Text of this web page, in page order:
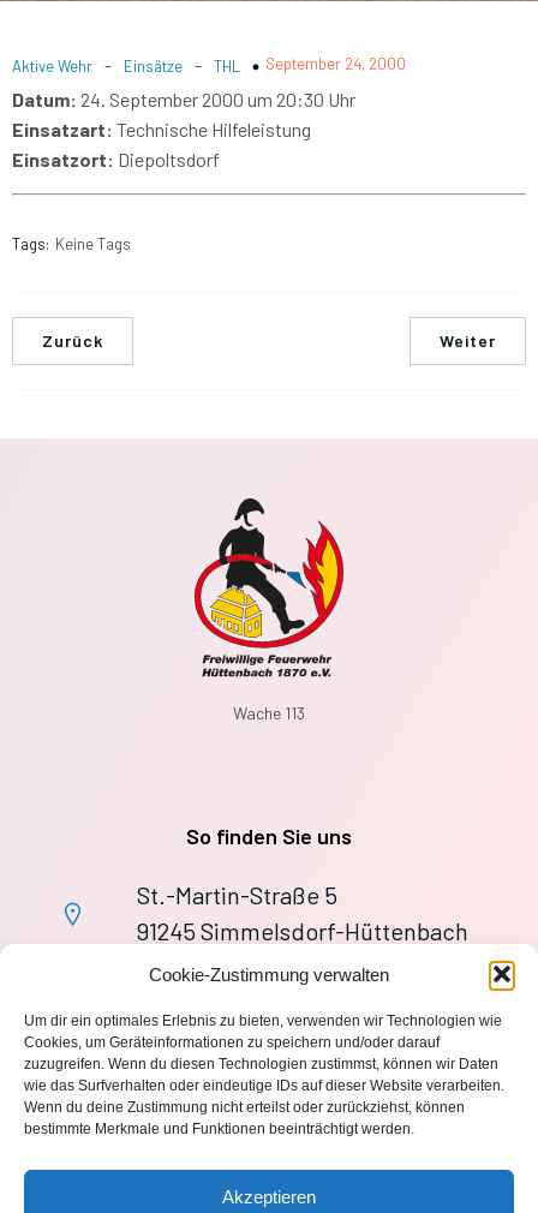
Cookie-Zustimmung verwalten
Um dir ein optimales Erlebnis zu bieten, verwenden wir Technologien wie
Cookies, um Geräteinformationen zu speichern und/oder darauf
zuzugreifen. Wenn du diesen Technologien zustimmst, können wir Daten
wie das Surfverhalten oder eindeutige IDs auf dieser Website verarbeiten.
Wenn du deine Zustimmung nicht erteilst oder zurückziehst, können
bestimmte Merkmale und Funktionen beeinträchtigt werden.
Akzeptieren
Aktive Wehr - Einsätze - THL September 24, 2000
Datum: 24. September 2000 um 20:30 Uhr
Einsatzart: Technische Hilfeleistung
Einsatzort: Diepoltsdorf
Tags: Keine Tags
Zurück Weiter
Wache 113
So finden Sie uns
St.-Martin-Straße 5
91245 Simmelsdorf-Hüttenbach
+49 9155 9279727
wache113@ff-huettenbach.de